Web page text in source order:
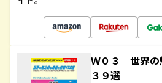
Ｗ０３ 世界の
３９選